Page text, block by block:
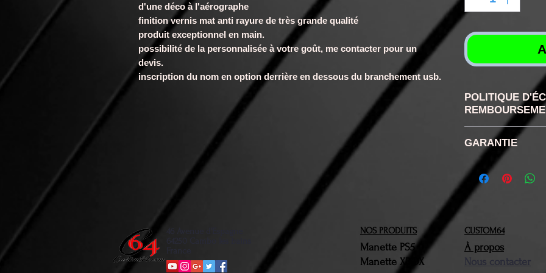
d'une déco à l'aérographe
finition vernis mat anti rayure de très grande qualité
produit exceptionnel en main.
possibilité de la personnalisée à votre goût, me contacter pour un
devis.
inscription du nom en option derrière en dessous du branchement usb.
POLITIQUE
disposez
de rétractation
la réception
retour ne sera
n'aurons pas
Vous devrez
produit(s)
brefs délais.
GARANTIE
6 mois
NOS PRODUITS
Manette PS5
Manette XBOX
CUSTOM64
À propos
Nous contacter